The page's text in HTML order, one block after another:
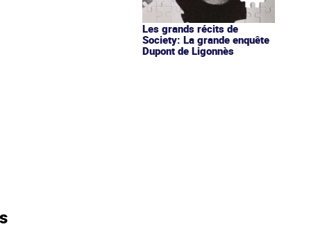
Les grands récits de
Society: La grande enquête
Dupont de Ligonnès